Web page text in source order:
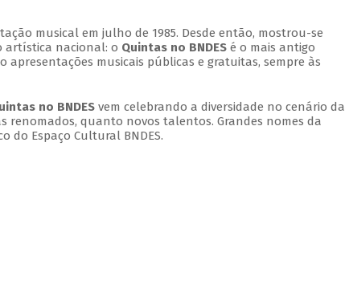
musical em julho de 1985. Desde então, mostrou-se
artística nacional: o Quintas no BNDESé o mais antigo
musicais públicas e gratuitas, sempre às
no BNDESvem celebrando a diversidade no cenário da
renomados, quanto novos talentos. Grandes nomes da
do Espaço Cultural BNDES.